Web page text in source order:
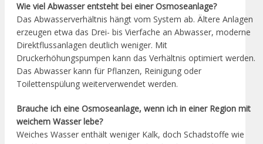
Wie viel Abwasser entsteht bei einer Osmoseanlage?
Das Abwasserverhältnis hängt vom System ab. Ältere Anlagen
erzeugen etwa das Drei- bis Vierfache an Abwasser, moderne
Direktflussanlagen deutlich weniger. Mit
Druckerhöhungspumpen kann das Verhältnis optimiert werden.
Das Abwasser kann für Pflanzen, Reinigung oder
Toilettenspülung weiterverwendet werden.
Brauche ich eine Osmoseanlage, wenn ich in einer Region mit
weichem Wasser lebe?
Weiches Wasser enthält weniger Kalk, doch Schadstoffe wie